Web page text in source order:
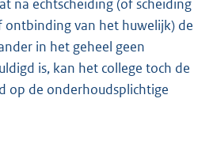
na echtscheiding (of scheiding
ontbinding van het huwelijk) de
in het geheel geen
is, kan het college toch de
op de onderhoudsplichtige